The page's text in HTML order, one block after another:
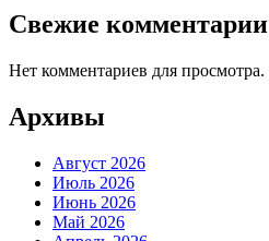
Свежие комментарии
Нет комментариев для просмотра.
Архивы
Август 2026
Июль 2026
Июнь 2026
Май 2026